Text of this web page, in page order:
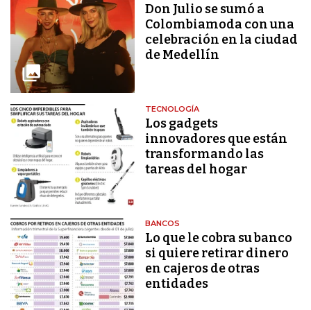
Don Julio se sumó a
Colombiamoda con una
celebración en la ciudad
de Medellín
TECNOLOGÍA
Los gadgets
innovadores que están
transformando las
tareas del hogar
BANCOS
Lo que le cobra su banco
si quiere retirar dinero
en cajeros de otras
entidades